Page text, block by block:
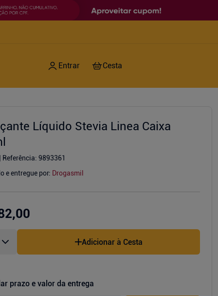
Líquido Stevia Linea Caixa
Referência: 9893361
e entregue por: Drogasmil
Adicionar à Cesta
prazo e valor da entrega